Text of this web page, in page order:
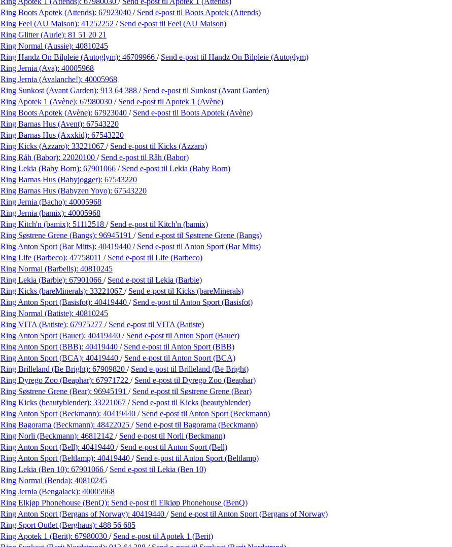
Ring Boots Apotek (Attends): 67923040 / Send e-post til Boots Apotek (Attends)
Ring Feel (AU Maison): 41252252 / Send e-post til Feel (AU Maison)
Ring Glitter (Aurie): 81 51 20 21
Ring Normal (Aussie): 40810245
Ring Handz On Bilpleie (Autoglym): 46709966 / Send e-post til Handz On Bilpleie (Autoglym)
Ring Jernia (Ava): 40005968
Ring Jernia (Avalanche!): 40005968
Ring Sunkost (Avant Garden): 913 64 388 / Send e-post til Sunkost (Avant Garden)
Ring Apotek 1 (Avène): 67980030 / Send e-post til Apotek 1 (Avène)
Ring Boots Apotek (Avène): 67923040 / Send e-post til Boots Apotek (Avène)
Ring Barnas Hus (Avent): 67543220
Ring Barnas Hus (Axxkid): 67543220
Ring Kicks (Azzaro): 33221067 / Send e-post til Kicks (Azzaro)
Ring Råh (Babor): 22020100 / Send e-post til Råh (Babor)
Ring Lekia (Baby Born): 67901066 / Send e-post til Lekia (Baby Born)
Ring Barnas Hus (Babyjogger): 67543220
Ring Barnas Hus (Babyzen Yoyo): 67543220
Ring Jernia (Bacho): 40005968
Ring Jernia (bamix): 40005968
Ring Kitch'n (bamix): 51112518 / Send e-post til Kitch'n (bamix)
Ring Søstrene Grene (Bangs): 96945191 / Send e-post til Søstrene Grene (Bangs)
Ring Anton Sport (Bar Mitts): 40419440 / Send e-post til Anton Sport (Bar Mitts)
Ring Life (Barbeco): 47758011 / Send e-post til Life (Barbeco)
Ring Normal (Barbells): 40810245
Ring Lekia (Barbie): 67901066 / Send e-post til Lekia (Barbie)
Ring Kicks (bareMinerals): 33221067 / Send e-post til Kicks (bareMinerals)
Ring Anton Sport (Basisfot): 40419440 / Send e-post til Anton Sport (Basisfot)
Ring Normal (Batiste): 40810245
Ring VITA (Batiste): 67975277 / Send e-post til VITA (Batiste)
Ring Anton Sport (Bauer): 40419440 / Send e-post til Anton Sport (Bauer)
Ring Anton Sport (BBB): 40419440 / Send e-post til Anton Sport (BBB)
Ring Anton Sport (BCA): 40419440 / Send e-post til Anton Sport (BCA)
Ring Brilleland (Be Bright): 67909820 / Send e-post til Brilleland (Be Bright)
Ring Dyrego Zoo (Beaphar): 67971722 / Send e-post til Dyrego Zoo (Beaphar)
Ring Søstrene Grene (Bear): 96945191 / Send e-post til Søstrene Grene (Bear)
Ring Kicks (beautyblender): 33221067 / Send e-post til Kicks (beautyblender)
Ring Anton Sport (Beckmann): 40419440 / Send e-post til Anton Sport (Beckmann)
Ring Bagorama (Beckmann): 48422025 / Send e-post til Bagorama (Beckmann)
Ring Norli (Beckmann): 46812142 / Send e-post til Norli (Beckmann)
Ring Anton Sport (Bell): 40419440 / Send e-post til Anton Sport (Bell)
Ring Anton Sport (Beltlamp): 40419440 / Send e-post til Anton Sport (Beltlamp)
Ring Lekia (Ben 10): 67901066 / Send e-post til Lekia (Ben 10)
Ring Normal (Benda): 40810245
Ring Jernia (Bengalack): 40005968
Ring Elkjøp Phonehouse (BenQ): Send e-post til Elkjøp Phonehouse (BenQ)
Ring Anton Sport (Bergans of Norway): 40419440 / Send e-post til Anton Sport (Bergans of Norway)
Ring Sport Outlet (Berghaus): 488 56 685
Ring Apotek 1 (Berit): 67980030 / Send e-post til Apotek 1 (Berit)